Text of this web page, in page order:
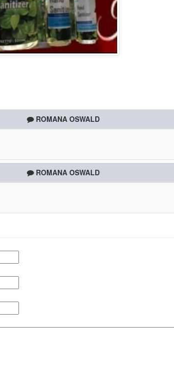
ROMANA OSWALD
ROMANA OSWALD